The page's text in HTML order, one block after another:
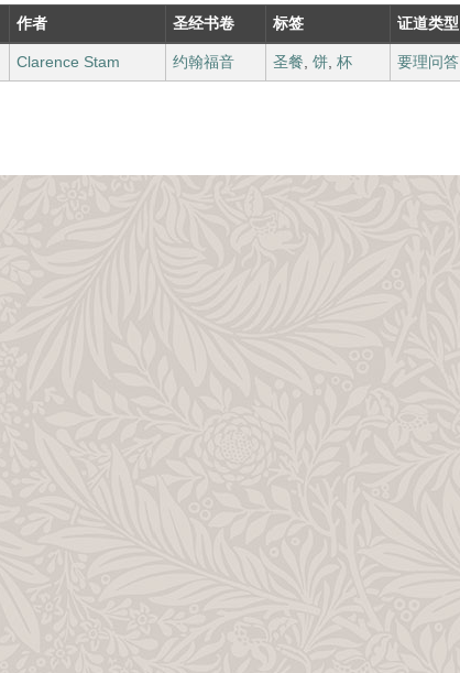
作者 圣经书卷 标签 证道类型
Clarence Stam 约翰福音 圣餐 饼 杯 要理问答